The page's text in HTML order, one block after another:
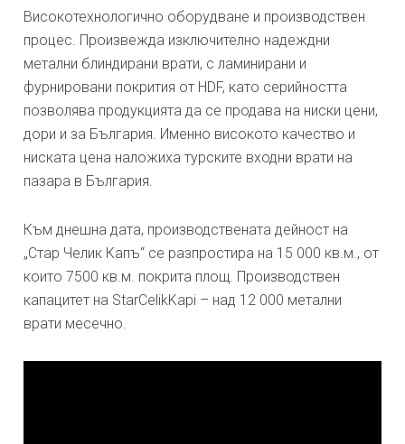
Високотехнологично оборудване и производствен
процес. Произвежда изключително надеждни
метални блиндирани врати, с ламинирани и
фурнировани покрития от HDF, като серийността
позволява продукцията да се продава на ниски цени,
дори и за България. Именно високото качество и
ниската цена наложиха турските входни врати на
пазара в България.
Към днешна дата, производствената дейност на
„Стар Челик Капъ“ се разпростира на 15 000 кв.м., от
които 7500 кв.м. покрита площ. Производствен
капацитет на StarCelikKapi – над 12 000 метални
врати месечно.